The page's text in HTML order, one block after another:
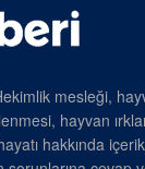
mesleği,
hayvan
hakkında